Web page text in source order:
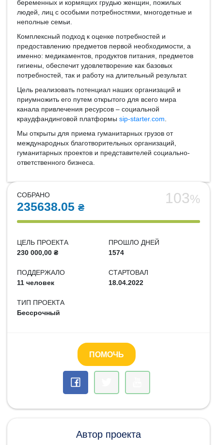
беременных и кормящих грудью женщин, пожилых
людей, лиц с особыми потребностями, многодетные и
неполные семьи.
Комплексный подход к оценке потребностей и
предоставлению предметов первой необходимости, а
именно: медикаментов, продуктов питания, предметов
гигиены, обеспечит удовлетворение как базовых
потребностей, так и работу на длительный результат.
Цель реализовать потенциал наших организаций и
приумножить его путем открытого для всего мира
канала привлечения ресурсов – социальной
краудфандинговой платформы sip-starter.com
Мы открыты для приема гуманитарных грузов от
международных благотворительных организаций,
гуманитарных проектов и представителей социально-
ответственного бизнеса.
СОБРАНО
235638.05 ₴
103%
ЦЕЛЬ ПРОЕКТА
230 000,00 ₴
ПРОШЛО ДНЕЙ
1574
ПОДДЕРЖАЛО
11 человек
СТАРТОВАЛ
18.04.2022
ТИП ПРОЕКТА
Бессрочный
ПОМОЧЬ
Автор проекта